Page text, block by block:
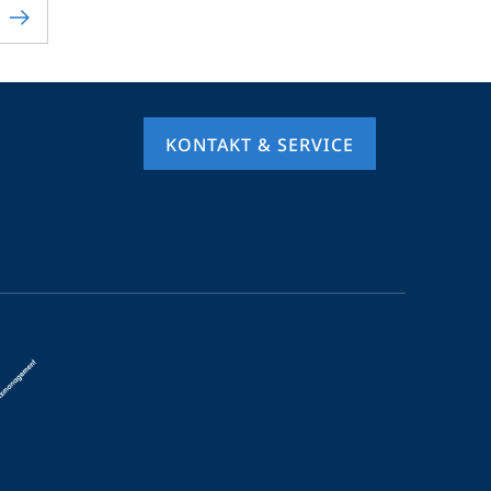
KONTAKT & SERVICE